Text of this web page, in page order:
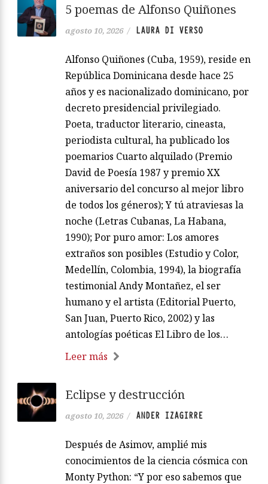
5 poemas de Alfonso Quiñones
agosto 10, 2026 / LAURA DI VERSO
Alfonso Quiñones (Cuba, 1959), reside en
República Dominicana desde hace 25
años y es nacionalizado dominicano, por
decreto presidencial privilegiado.
Poeta, traductor literario, cineasta,
periodista cultural, ha publicado los
poemarios Cuarto alquilado (Premio
David de Poesía 1987 y premio XX
aniversario del concurso al mejor libro
de todos los géneros); Y tú atraviesas la
noche (Letras Cubanas, La Habana,
1990); Por puro amor: Los amores
extraños son posibles (Estudio y Color,
Medellín, Colombia, 1994), la biografía
testimonial Andy Montañez, el ser
humano y el artista (Editorial Puerto,
San Juan, Puerto Rico, 2002) y las
antologías poéticas El Libro de los…
Leer más
Eclipse y destrucción
agosto 10, 2026 / ANDER IZAGIRRE
Después de Asimov, amplié mis
conocimientos de la ciencia cósmica con
Monty Python: “Y por eso sabemos que